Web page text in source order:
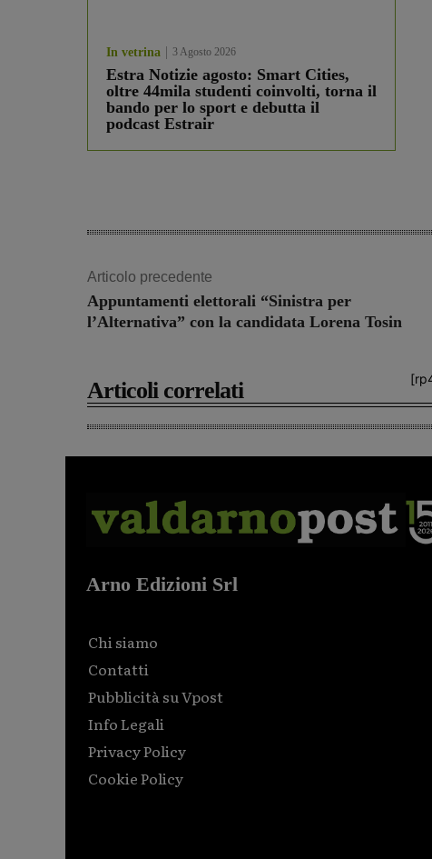
In vetrina 3 Agosto 2026
Estra Notizie agosto: Smart Cities,
oltre 44mila studenti coinvolti, torna il
bando per lo sport e debutta il
podcast Estrair
Articolo precedente
Appuntamenti elettorali “Sinistra per
l’Alternativa” con la candidata Lorena Tosin
Articoli correlati
Arno Edizioni Srl
Chi siamo
Contatti
Pubblicità su Vpost
Info Legali
Privacy Policy
Cookie Policy